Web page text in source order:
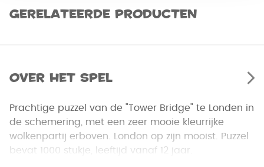
Gerelateerde producten
Over het spel
Prachtige puzzel van de "Tower Bridge" te Londen in
de schemering, met een zeer mooie kleurrijke
wolkenpartij erboven. London op zijn mooist. Puzzel
bevat 1000 stukje, leeftijd vanaf 12 jaar.